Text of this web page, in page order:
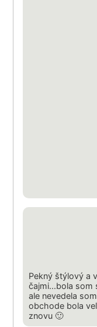
Pekný štýlový a
čajmi...bola som
ale nevedela
obchode bola
znovu 🙂